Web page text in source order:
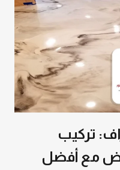
تركيب
مع أفضل